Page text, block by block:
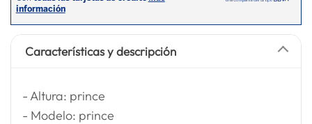
Características y descripción
- Altura: prince
- Modelo: prince